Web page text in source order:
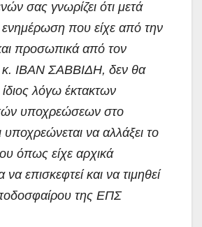
σας γνωρίζει ότι μετά
που είχε από την
προσωπικά από τον
κ. ΙΒΑΝ ΣΑΒΒΙΔΗ, δεν θα
λόγω έκτακτων
υποχρεώσεων στο
υποχρεώνεται να αλλάξει το
όπως είχε αρχικά
να επισκεφτεί και να τιμηθεί
της ΕΠΣ